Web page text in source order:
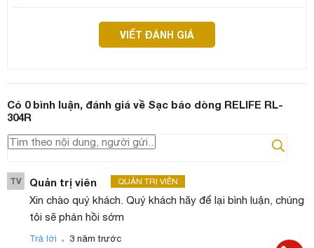
VIẾT ĐÁNH GIÁ
Có 0bình luận, đánh giá về Sạc báo dòng RELIFE RL-
304R
TV Quản trị viên QUẢN TRỊ VIÊN
Xin chào quý khách. Quý khách hãy để lại bình luận, chúng
tôi sẽ phản hồi sớm
Trả lời . 3 năm trước